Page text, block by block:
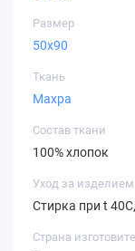
Размер
50х90
Ткань
Махра
Состав ткани
100% хлопок
Уход за изделием
Стирка при t
Страна